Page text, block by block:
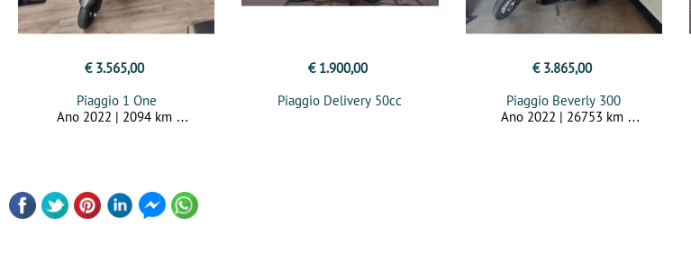
€ 3.565,00
Piaggio 1 One
Ano 2022 | 2094 km
€ 1.900,00
Piaggio Delivery 50cc
€ 3.865,00
Piaggio Beverly 300
Ano 2022 | 26753 km